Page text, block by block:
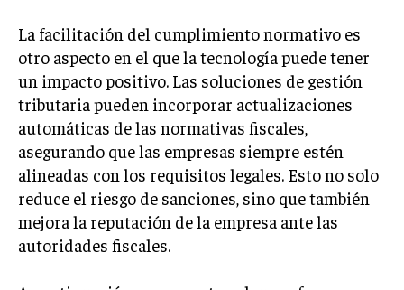
SOCIAL
BLOG
Acerca de Últimas entradas
Ricardo Mendoza
Soy Ricardo Mendoza, periodista de negocios e
innovación, con amplia trayectoria. Desde hace
La facilitación del cumplimiento normativo es
otro aspecto en el que la tecnología puede tener
un impacto positivo. Las soluciones de gestión
tributaria pueden incorporar actualizaciones
automáticas de las normativas fiscales,
asegurando que las empresas siempre estén
alineadas con los requisitos legales. Esto no solo
reduce el riesgo de sanciones, sino que también
mejora la reputación de la empresa ante las
autoridades fiscales.